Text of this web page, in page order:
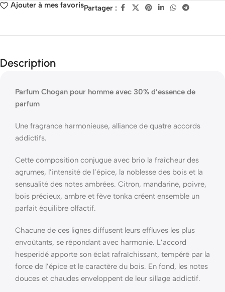
Ajouter à mes favorisPartager :
Description
Parfum Chogan pour homme avec 30% d’essence de
parfum
Une fragrance harmonieuse, alliance de quatre accords
addictifs.
Cette composition conjugue avec brio la fraîcheur des
agrumes, l’intensité de l’épice, la noblesse des bois et la
sensualité des notes ambrées. Citron, mandarine, poivre,
bois précieux, ambre et fève tonka créent ensemble un
parfait équilibre olfactif.
Chacune de ces lignes diffusent leurs effluves les plus
envoûtants, se répondant avec harmonie. L’accord
hesperidé apporte son éclat rafraîchissant, tempéré par la
force de l’épice et le caractère du bois. En fond, les notes
douces et chaudes enveloppent de leur sillage addictif.